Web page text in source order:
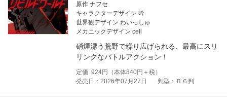
原作 ナフセ
キャラクターデザイン 吟
世界観デザイン わいっしゅ
メカニックデザイン cell
硝煙漂う荒野で繰り広げられる、最高にスリ
リングなバトルアクション！
定価 924円（本体840円＋税）
発売日：2026年07月27日
判型：Ｂ６判